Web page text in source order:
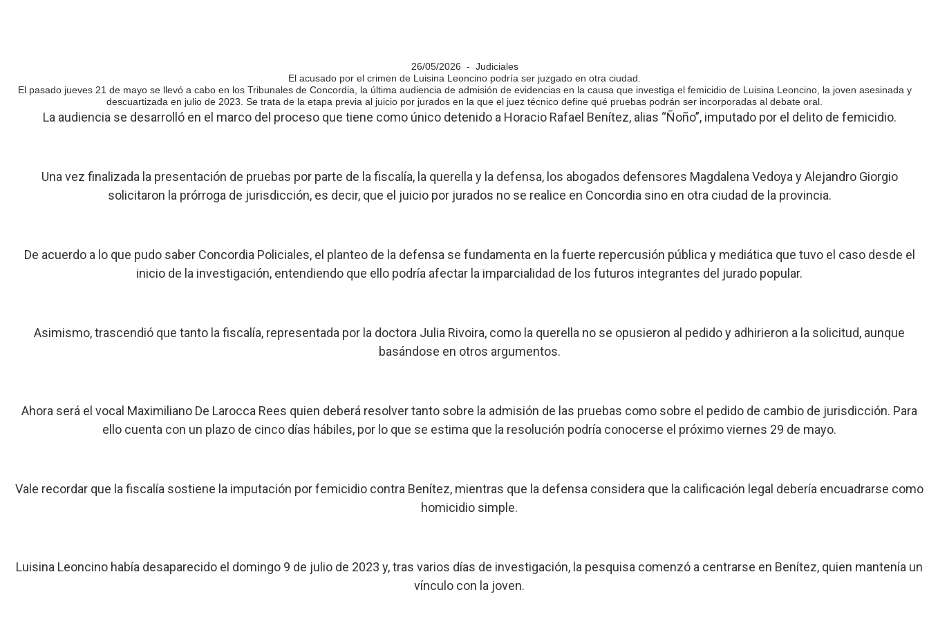
26/05/2026 - Judiciales
El acusado por el crimen de Luisina Leoncino podría ser juzgado en otra ciudad.
El pasado jueves 21 de mayo se llevó a cabo en los Tribunales de Concordia, la última audiencia de admisión de evidencias en la causa que investiga el femicidio de Luisina Leoncino, la joven asesinada y
descuartizada en julio de 2023. Se trata de la etapa previa al juicio por jurados en la que el juez técnico define qué pruebas podrán ser incorporadas al debate oral.
La audiencia se desarrolló en el marco del proceso que tiene como único detenido a Horacio Rafael Benítez, alias “Ñoño”, imputado por el delito de femicidio.
Una vez finalizada la presentación de pruebas por parte de la fiscalía, la querella y la defensa, los abogados defensores Magdalena Vedoya y Alejandro Giorgio
solicitaron la prórroga de jurisdicción, es decir, que el juicio por jurados no se realice en Concordia sino en otra ciudad de la provincia.
De acuerdo a lo que pudo saber Concordia Policiales, el planteo de la defensa se fundamenta en la fuerte repercusión pública y mediática que tuvo el caso desde el
inicio de la investigación, entendiendo que ello podría afectar la imparcialidad de los futuros integrantes del jurado popular.
Asimismo, trascendió que tanto la fiscalía, representada por la doctora Julia Rivoira, como la querella no se opusieron al pedido y adhirieron a la solicitud, aunque
basándose en otros argumentos.
Ahora será el vocal Maximiliano De Larocca Rees quien deberá resolver tanto sobre la admisión de las pruebas como sobre el pedido de cambio de jurisdicción. Para
ello cuenta con un plazo de cinco días hábiles, por lo que se estima que la resolución podría conocerse el próximo viernes 29 de mayo.
Vale recordar que la fiscalía sostiene la imputación por femicidio contra Benítez, mientras que la defensa considera que la calificación legal debería encuadrarse como
homicidio simple.
Luisina Leoncino había desaparecido el domingo 9 de julio de 2023 y, tras varios días de investigación, la pesquisa comenzó a centrarse en Benítez, quien mantenía un
vínculo con la joven.